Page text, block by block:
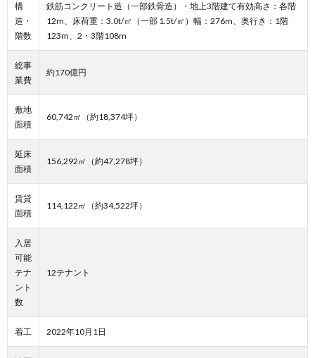
構
造・
階数
鉄筋コンクリート造（一部鉄骨造）・地上3階建て有効高さ：各階
12m、床荷重：3.0t/㎡（一部 1.5t/㎡）幅：276m、奥行き：1階
123m、2・3階108m
総事
業費
約170億円
敷地
面積
60,742㎡（約18,374坪）
延床
面積
156,292㎡（約47,278坪）
賃貸
面積
114,122㎡（約34,522坪）
入居
可能
テナ
ント
数
12テナント
着工 2022年10月1日